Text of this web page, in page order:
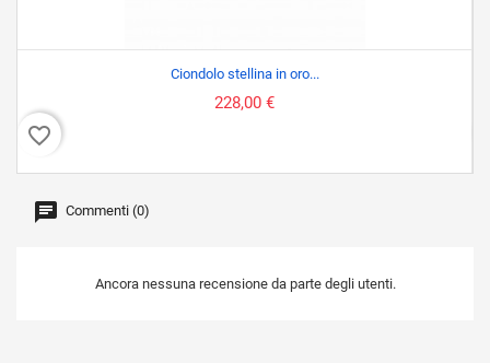
Ciondolo stellina in oro...
228,00 €
favorite_border
Commenti (0)
Ancora nessuna recensione da parte degli utenti.